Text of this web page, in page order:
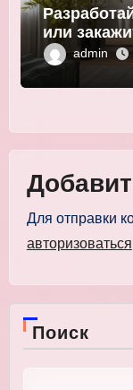
или
admin
Для отправки
авторизоваться
Поиск